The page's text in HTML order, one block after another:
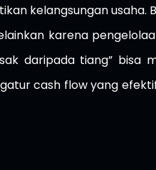
kelangsungan usaha.
karena
daripada tiang” bisa
cash flow yang